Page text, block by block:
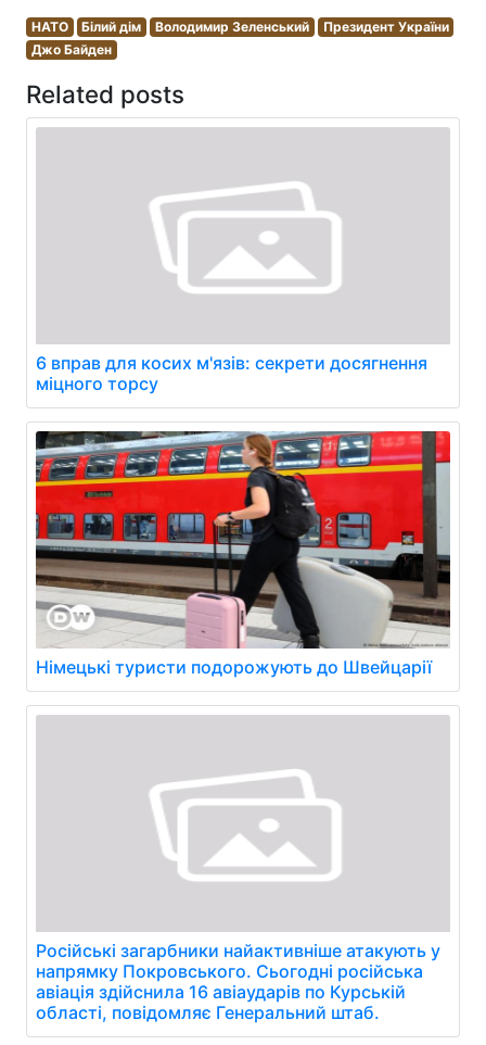
НАТО Білий дім Володимир Зеленський
Президент України
Джо Байден
Related posts
6 вправ для косих м'язів: секрети досягнення
міцного торсу
Німецькі туристи подорожують до Швейцарії
Російські загарбники найактивніше атакують у
напрямку Покровського. Сьогодні російська
авіація здійснила 16 авіаударів по Курській
області, повідомляє Генеральний штаб.